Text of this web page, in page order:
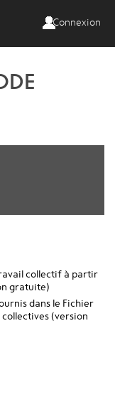
Connexion
collectif à partir
gratuite)
dans le Fichier
(version